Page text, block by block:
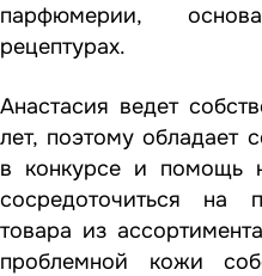
парфюмерии,
рецептурах.
Анастасия ведет
лет, поэтому обладает
в конкурсе и помощь
сосредоточиться на
товара из
проблемной кожи